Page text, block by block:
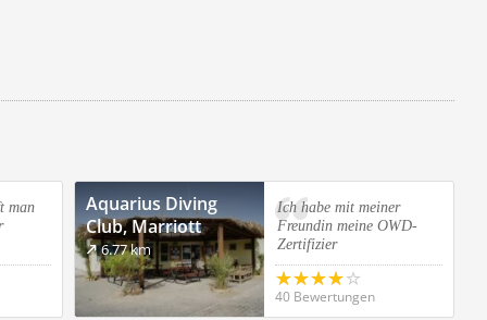
man
Aquarius Diving
Club, Marriott
Beach Resort,
Hurghada
6.77 km
Ich habe mit meiner
Freundin meine OWD-
Zertifizier
40 Bewertungen